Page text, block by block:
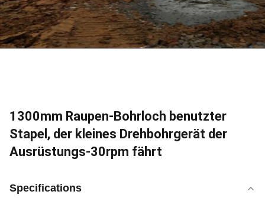
1300mm Raupen-Bohrloch benutzter
Stapel, der kleines Drehbohrgerät der
Ausrüstungs-30rpm fährt
Specifications